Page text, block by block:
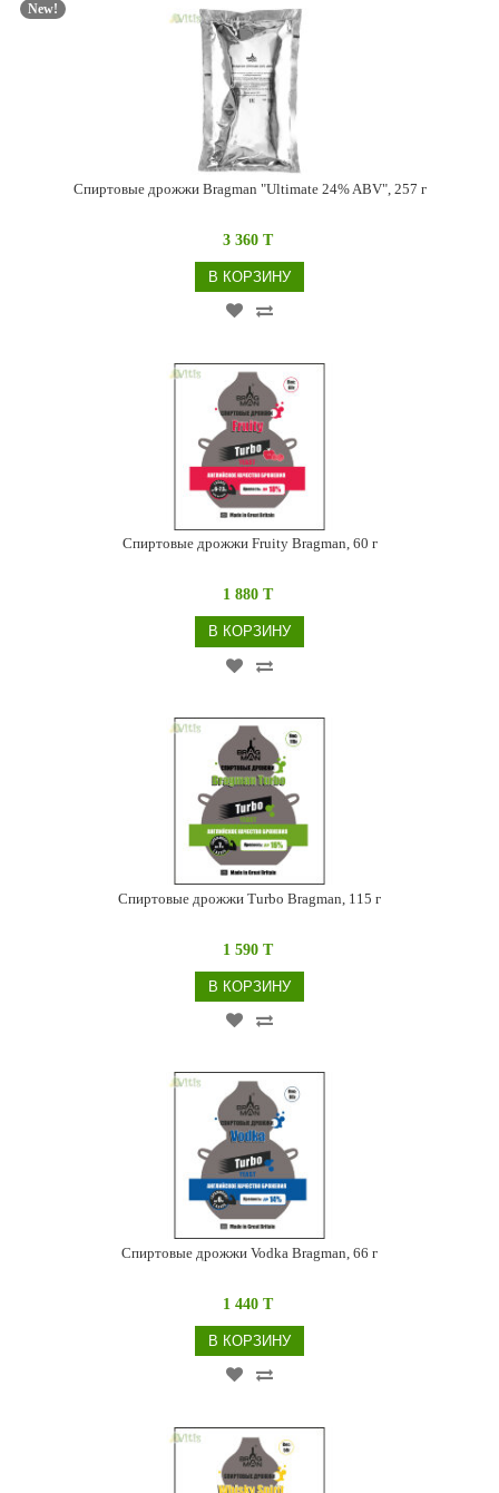
New!
Спиртовые дрожжи Bragman "Ultimate 24% ABV", 257 г
3 360 T
В КОРЗИНУ
Спиртовые дрожжи Fruity Bragman, 60 г
1 880 T
В КОРЗИНУ
Спиртовые дрожжи Turbo Bragman, 115 г
1 590 T
В КОРЗИНУ
Спиртовые дрожжи Vodka Bragman, 66 г
1 440 T
В КОРЗИНУ